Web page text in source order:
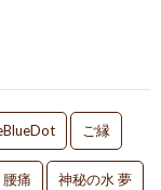
ご縁
腰痛 神秘の水 夢